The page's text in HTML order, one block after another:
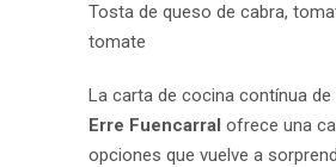
Tosta de queso de cabra,
tomate
La carta de cocina contínua de
Erre Fuencarral ofrece una
opciones que vuelve a